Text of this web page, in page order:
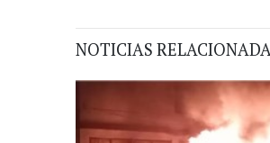
NOTICIAS